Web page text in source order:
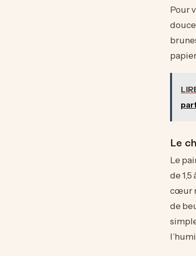
Pour
Le
Le
de
cœur
de